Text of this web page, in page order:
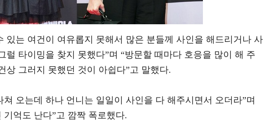
있는 여건이 여유롭지 못해서 많은 분들께 사인을 해드리거나 사
럴 타이밍을 찾지 못했다”며 “방문할 때마다 호응을 많이 해 주
상 그러지 못했던 것이 아쉽다”고 말했다.
오는데 하나 언니는 일일이 사인을 다 해주시면서 오더라”며
억도 난다”고 깜짝 폭로했다.